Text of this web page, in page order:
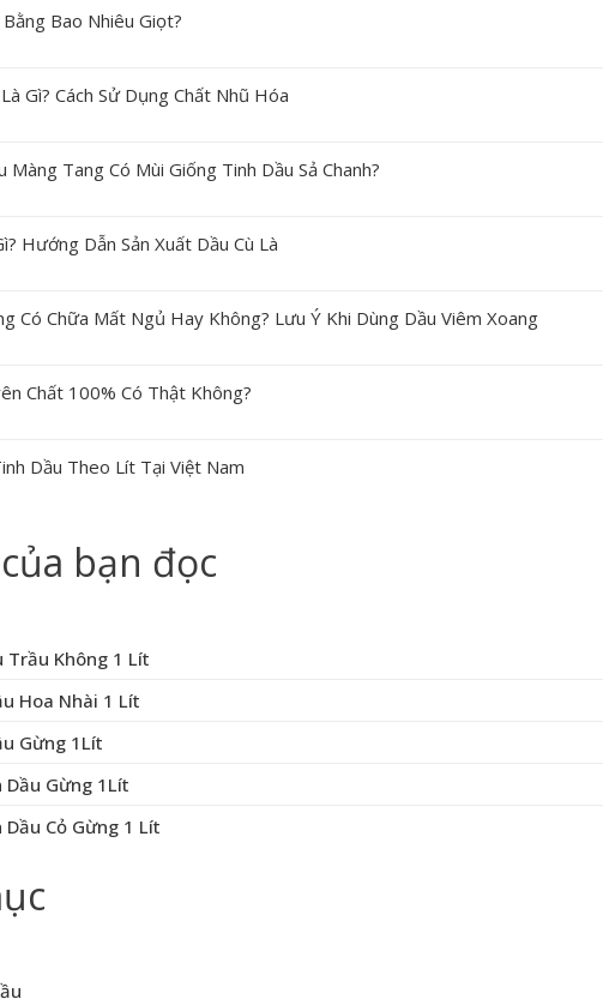
Bao Nhiêu Giọt?
Gì? Cách Sử Dụng Chất Nhũ Hóa
Màng Tang Có Mùi Giống Tinh Dầu Sả Chanh?
Hướng Dẫn Sản Xuất Dầu Cù Là
Có Chữa Mất Ngủ Hay Không? Lưu Ý Khi Dùng Dầu Viêm Xoang
Chất 100% Có Thật Không?
Dầu Theo Lít Tại Việt Nam
bạn đọc
Trầu Không 1 Lít
Hoa Nhài 1 Lít
Gừng 1Lít
Dầu Gừng 1Lít
Dầu Cỏ Gừng 1 Lít